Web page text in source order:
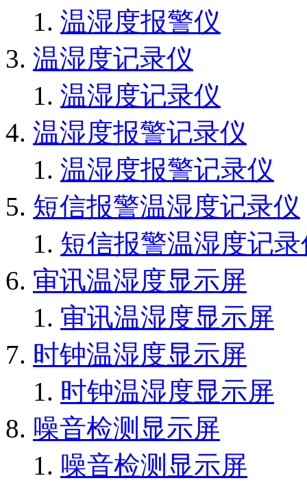
温湿度报警仪
温湿度记录仪
温湿度记录仪
温湿度报警记录仪
温湿度报警记录仪
短信报警温湿度记录仪
短信报警温湿度记录
审讯温湿度显示屏
审讯温湿度显示屏
时钟温湿度显示屏
时钟温湿度显示屏
噪音检测显示屏
噪音检测显示屏